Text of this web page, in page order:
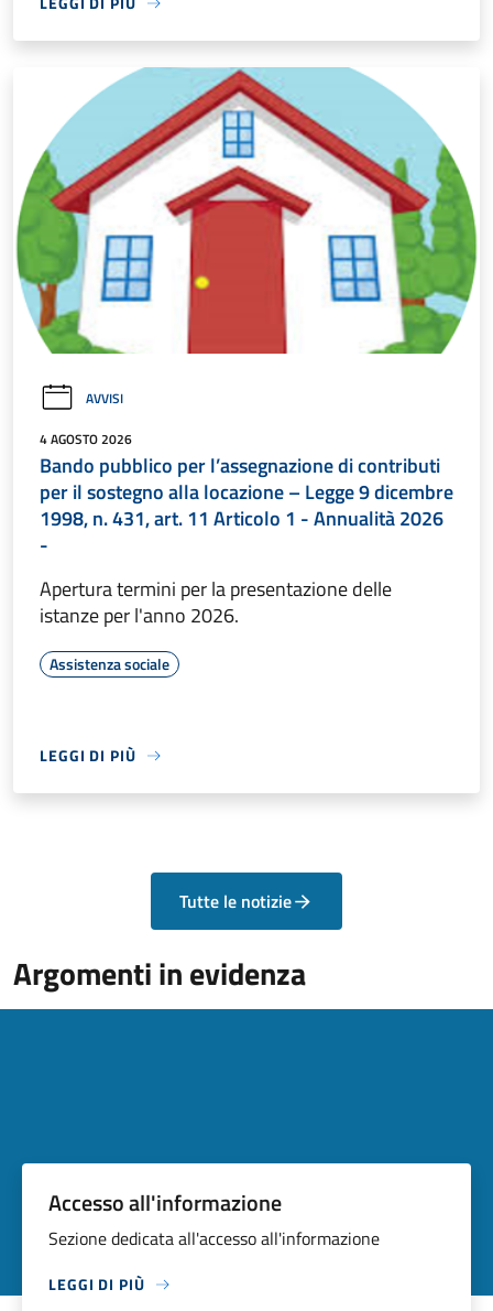
AVVISI
4 AGOSTO 2026
Bando pubblico per l’assegnazione di contributi
per il sostegno alla locazione – Legge 9 dicembre
1998, n. 431, art. 11 Articolo 1 - Annualità 2026
-
Apertura termini per la presentazione delle
istanze per l'anno 2026.
Assistenza sociale
LEGGI DI PIÙ
Tutte le notizie
Argomenti in evidenza
Accesso all'informazione
Sezione dedicata all'accesso all'informazione
LEGGI DI PIÙ